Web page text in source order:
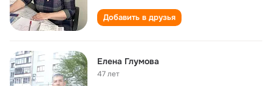
Добавить в друзья
Елена Глумова
47 лет